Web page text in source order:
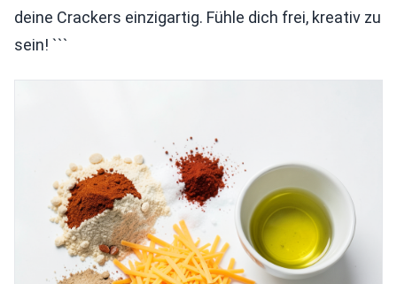
deine Crackers einzigartig. Fühle dich frei, kreativ zu
sein! ```